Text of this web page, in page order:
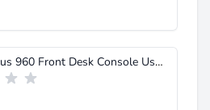
Fujitsu Focus 960 Front Desk Console Users Guide.PDF